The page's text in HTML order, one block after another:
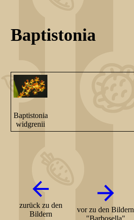
Baptistonia
Baptistonia
widgrenii
zurück zu den
Bildern
vor zu den Bildern